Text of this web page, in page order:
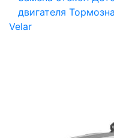
двигателя
Velar